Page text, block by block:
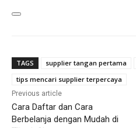
TAGS supplier tangan pertama
tips mencari supplier terpercaya
Previous article
Cara Daftar dan Cara
Berbelanja dengan Mudah di